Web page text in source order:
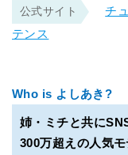
公式サイト
チ
テンス
Who is よしあき?
姉・ミチと共に
300万超えの人気